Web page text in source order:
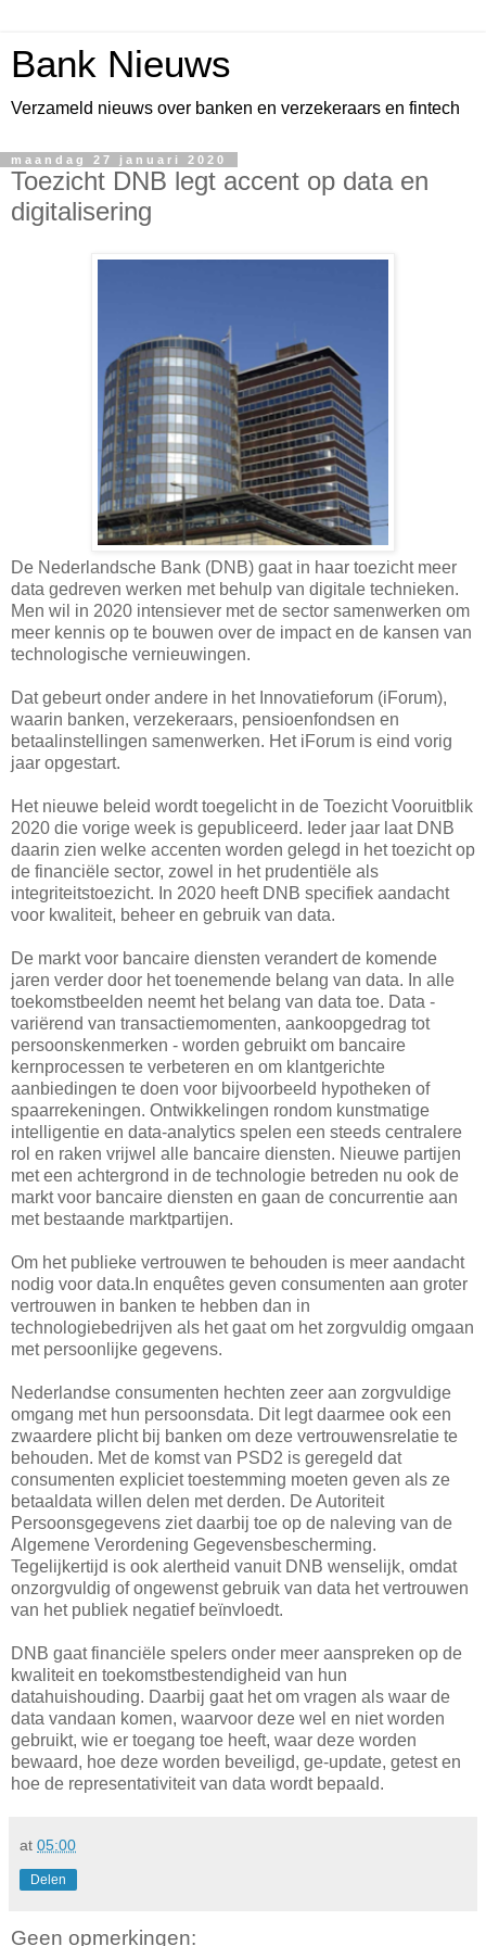
Bank Nieuws
Verzameld nieuws over banken en verzekeraars en fintech
maandag 27 januari 2020
Toezicht DNB legt accent op data en
digitalisering
De Nederlandsche Bank (DNB) gaat in haar toezicht meer
data gedreven werken met behulp van digitale technieken.
Men wil in 2020 intensiever met de sector samenwerken om
meer kennis op te bouwen over de impact en de kansen van
technologische vernieuwingen.
Dat gebeurt onder andere in het Innovatieforum (iForum),
waarin banken, verzekeraars, pensioenfondsen en
betaalinstellingen samenwerken. Het iForum is eind vorig
jaar opgestart.
Het nieuwe beleid wordt toegelicht in de Toezicht Vooruitblik
2020 die vorige week is gepubliceerd. Ieder jaar laat DNB
daarin zien welke accenten worden gelegd in het toezicht op
de financiële sector, zowel in het prudentiële als
integriteitstoezicht. In 2020 heeft DNB specifiek aandacht
voor kwaliteit, beheer en gebruik van data.
De markt voor bancaire diensten verandert de komende
jaren verder door het toenemende belang van data. In alle
toekomstbeelden neemt het belang van data toe. Data -
variërend van transactiemomenten, aankoopgedrag tot
persoonskenmerken - worden gebruikt om bancaire
kernprocessen te verbeteren en om klantgerichte
aanbiedingen te doen voor bijvoorbeeld hypotheken of
spaarrekeningen. Ontwikkelingen rondom kunstmatige
intelligentie en data-analytics spelen een steeds centralere
rol en raken vrijwel alle bancaire diensten. Nieuwe partijen
met een achtergrond in de technologie betreden nu ook de
markt voor bancaire diensten en gaan de concurrentie aan
met bestaande marktpartijen.
Om het publieke vertrouwen te behouden is meer aandacht
nodig voor data.In enquêtes geven consumenten aan groter
vertrouwen in banken te hebben dan in
technologiebedrijven als het gaat om het zorgvuldig omgaan
met persoonlijke gegevens.
Nederlandse consumenten hechten zeer aan zorgvuldige
omgang met hun persoonsdata. Dit legt daarmee ook een
zwaardere plicht bij banken om deze vertrouwensrelatie te
behouden. Met de komst van PSD2 is geregeld dat
consumenten expliciet toestemming moeten geven als ze
betaaldata willen delen met derden. De Autoriteit
Persoonsgegevens ziet daarbij toe op de naleving van de
Algemene Verordening Gegevensbescherming.
Tegelijkertijd is ook alertheid vanuit DNB wenselijk, omdat
onzorgvuldig of ongewenst gebruik van data het vertrouwen
van het publiek negatief beïnvloedt.
DNB gaat financiële spelers onder meer aanspreken op de
kwaliteit en toekomstbestendigheid van hun
datahuishouding. Daarbij gaat het om vragen als waar de
data vandaan komen, waarvoor deze wel en niet worden
gebruikt, wie er toegang toe heeft, waar deze worden
bewaard, hoe deze worden beveiligd, ge-update, getest en
hoe de representativiteit van data wordt bepaald.
at 05:00
Delen
Geen opmerkingen: